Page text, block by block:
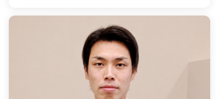
方や身体に痛みを持つ方の競技復帰・生活復帰を支援してい
ます。在学中に学んだ解剖学・運動学・生理学の基礎は、今
の評価や治療の土台になっています。倉敷リハでの学びが、
臨床現場で患者様を支える力につながっています。